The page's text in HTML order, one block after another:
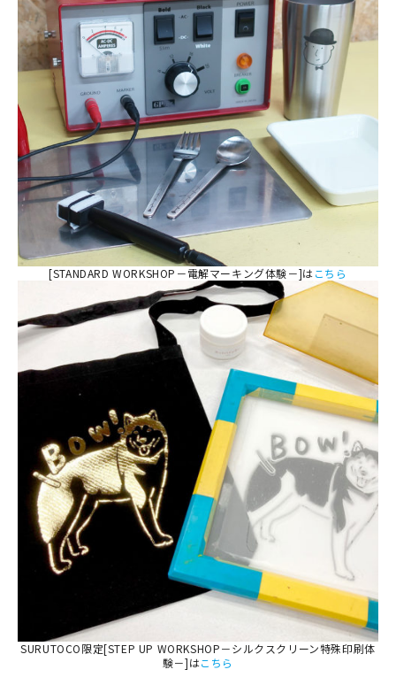
[STANDARD WORKSHOP－電解マーキング体験－]はこちら
SURUTOCO限定[STEP UP WORKSHOP－シルクスクリーン特殊印刷体
験－]はこちら